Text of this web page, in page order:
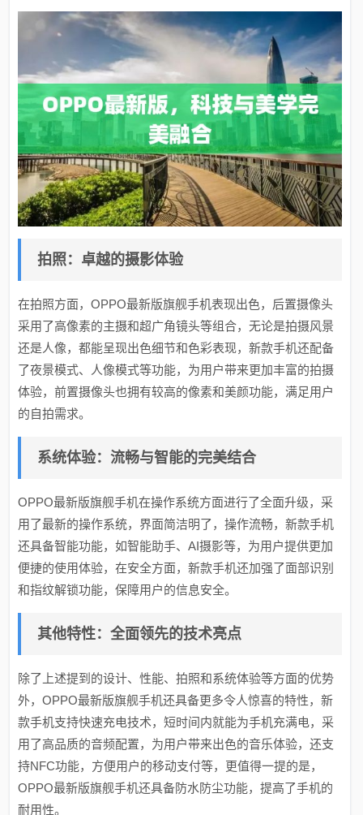
拍照：卓越的摄影体验
在拍照方面，OPPO最新版旗舰手机表现出色，后置摄像头
采用了高像素的主摄和超广角镜头等组合，无论是拍摄风景
还是人像，都能呈现出色细节和色彩表现，新款手机还配备
了夜景模式、人像模式等功能，为用户带来更加丰富的拍摄
体验，前置摄像头也拥有较高的像素和美颜功能，满足用户
的自拍需求。
系统体验：流畅与智能的完美结合
OPPO最新版旗舰手机在操作系统方面进行了全面升级，采
用了最新的操作系统，界面简洁明了，操作流畅，新款手机
还具备智能功能，如智能助手、AI摄影等，为用户提供更加
便捷的使用体验，在安全方面，新款手机还加强了面部识别
和指纹解锁功能，保障用户的信息安全。
其他特性：全面领先的技术亮点
除了上述提到的设计、性能、拍照和系统体验等方面的优势
外，OPPO最新版旗舰手机还具备更多令人惊喜的特性，新
款手机支持快速充电技术，短时间内就能为手机充满电，采
用了高品质的音频配置，为用户带来出色的音乐体验，还支
持NFC功能，方便用户的移动支付等，更值得一提的是，
OPPO最新版旗舰手机还具备防水防尘功能，提高了手机的
耐用性。